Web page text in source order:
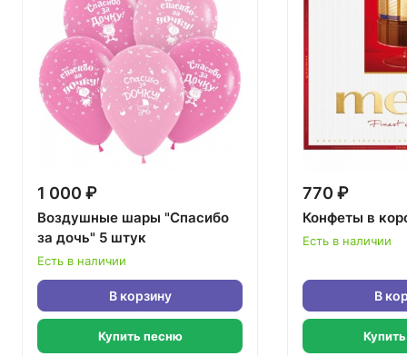
1 000 ₽
Воздушные шары "Спасибо
за дочь" 5 штук
Есть в наличии
В корзину
Купить песню
770 ₽
Конфеты в
Есть в наличии
В